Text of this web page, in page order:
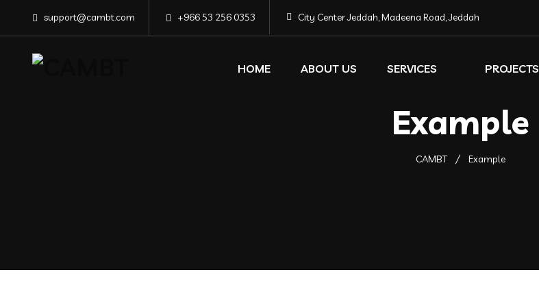
support@cambt.com +966 53 256 0353 City Center Jeddah, Madeena Road, Jeddah
HOME ABOUT US SERVICES PROJECTS
Example
CAMBT Example